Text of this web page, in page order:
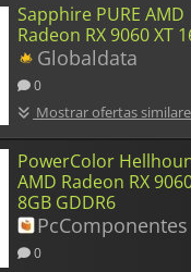
Sapphire PURE AMD
Radeon RX 9060 XT
Globaldata
0
Mostrar ofertas
PowerColor
AMD Radeon RX
8GB GDDR6
PcComponentes
0